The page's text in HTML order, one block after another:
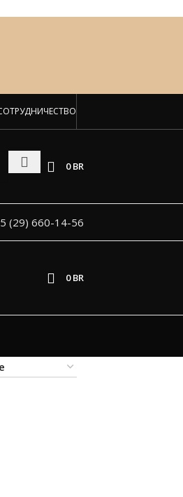
0BR
(29) 660-14-56
0BR